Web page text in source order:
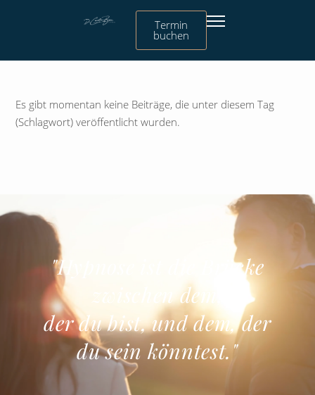
Termin
buchen
Es gibt momentan keine Beiträge, die unter diesem Tag
(Schlagwort) veröffentlicht wurden.
"Hypnose ist die Brücke
zwischen dem,
der du bist, und dem, der
du sein könntest."